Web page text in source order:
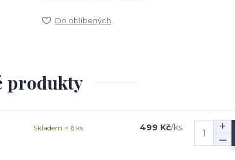
Do oblíbených
produkty
499 Kč/ks
Skladem > 6 ks